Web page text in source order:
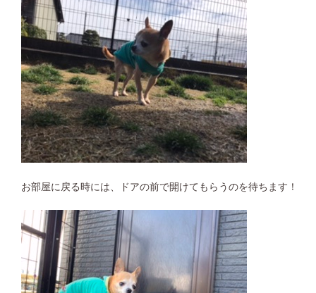
お部屋に戻る時には、ドアの前で開けてもらうのを待ちます！